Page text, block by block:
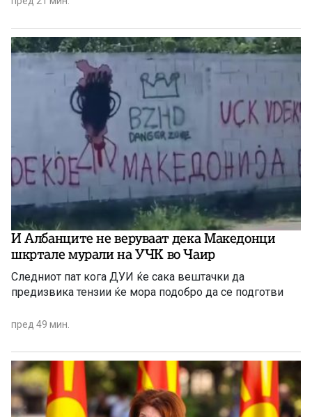
И Албанците не веруваат дека Македонци
шкртале мурали на УЧК во Чаир
Следниот пат кога ДУИ ќе сака вештачки да
предизвика тензии ќе мора подобро да се подготви
пред 49 мин.